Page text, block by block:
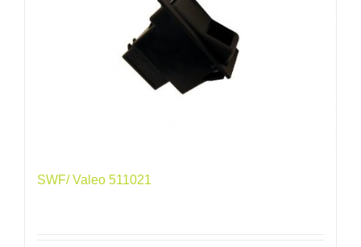
SWF/ Valeo 511021